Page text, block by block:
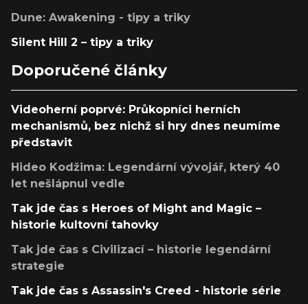
Dune: Awakening - tipy a triky
Silent Hill 2 – tipy a triky
Doporučené články
Videoherní poprvé: Průkopníci herních
mechanismů, bez nichž si hry dnes neumíme
představit
Hideo Kodžima: Legendární vývojář, který 40
let nešlápnul vedle
Tak jde čas s Heroes of Might and Magic –
historie kultovní tahovky
Tak jde čas s Civilizací – historie legendární
strategie
Tak jde čas s Assassin's Creed - historie série